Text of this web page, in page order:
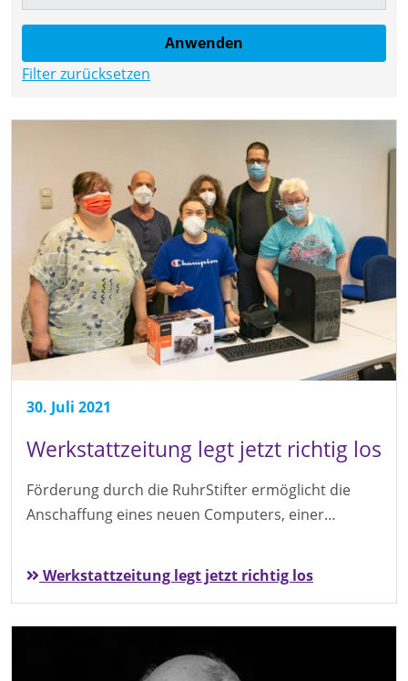
Filter zurücksetzen
30. Juli 2021
Werkstattzeitung legt jetzt richtig los
Förderung durch die RuhrStifter ermöglicht die
Anschaffung eines neuen Computers, einer…
Werkstattzeitung legt jetzt richtig los